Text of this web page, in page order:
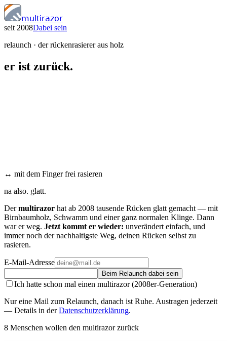
multirazor
seit 2008Dabei sein
relaunch · der rückenrasierer aus holz
er ist zurück.
↔ mit dem Finger frei rasieren
na also. glatt.
Dermultirazor hat ab 2008 tausende Rücken glatt gemacht — mit
Birnbaumholz, Schwamm und einer ganz normalen Klinge. Dann
war er weg. Jetzt kommt er wieder: unverändert einfach, und
immer noch der nachhaltigste Weg, deinen Rücken selbst zu
rasieren.
E-Mail-Adresse
Beim Relaunch dabei sein
Ich hatte schon mal einen multirazor (2008er-Generation)
Nur eine Mail zum Relaunch, danach ist Ruhe. Austragen jederzeit
— Details in der Datenschutzerklärung.
8 Menschen wollen den multirazor zurück